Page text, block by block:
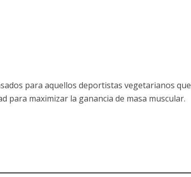
para aquellos deportistas vegetarianos que
para maximizar la ganancia de masa muscular.